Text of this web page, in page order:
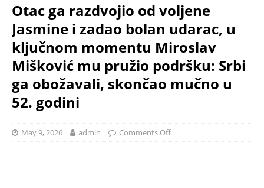
Otac ga razdvojio od voljene
Jasmine i zadao bolan udarac, u
ključnom momentu Miroslav
Mišković mu pružio podršku: Srbi
ga obožavali, skončao mučno u
52. godini
May 9, 2026 admin Comments Off